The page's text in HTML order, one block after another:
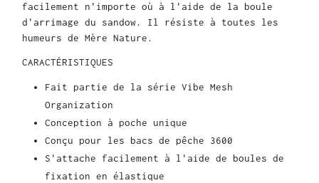
facilement n'importe où à l'aide de la boule
d'arrimage du sandow. Il résiste à toutes les
humeurs de Mère Nature.
CARACTÉRISTIQUES
Fait partie de la série Vibe Mesh
Organization
Conception à poche unique
Conçu pour les bacs de pêche 3600
S'attache facilement à l'aide de boules de
fixation en élastique